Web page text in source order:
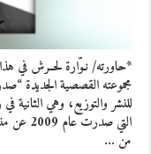
*حاورته/ نـوّارة لحــرش في
مجموعته القصصية الجديدة
للنشر والتوزيع، وهي الثانية
التي
من …